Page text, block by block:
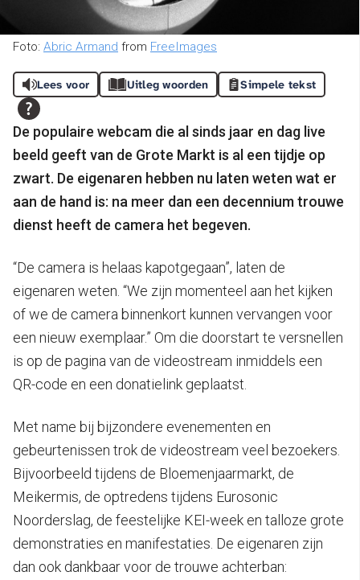
Foto: Abric Armand from FreeImages
Lees voor Uitleg woorden Simpele tekst
De populaire webcam die al sinds jaar en dag live
beeld geeft van de Grote Markt is al een tijdje op
zwart. De eigenaren hebben nu laten weten wat er
aan de hand is: na meer dan een decennium trouwe
dienst heeft de camera het begeven.
“De camera is helaas kapotgegaan”, laten de
eigenaren weten. “We zijn momenteel aan het kijken
of we de camera binnenkort kunnen vervangen voor
een nieuw exemplaar.” Om die doorstart te versnellen
is op de pagina van de videostream inmiddels een
QR-code en een donatielink geplaatst.
Met name bij bijzondere evenementen en
gebeurtenissen trok de videostream veel bezoekers.
Bijvoorbeeld tijdens de Bloemenjaarmarkt, de
Meikermis, de optredens tijdens Eurosonic
Noorderslag, de feestelijke KEI-week en talloze grote
demonstraties en manifestaties. De eigenaren zijn
dan ook dankbaar voor de trouwe achterban: